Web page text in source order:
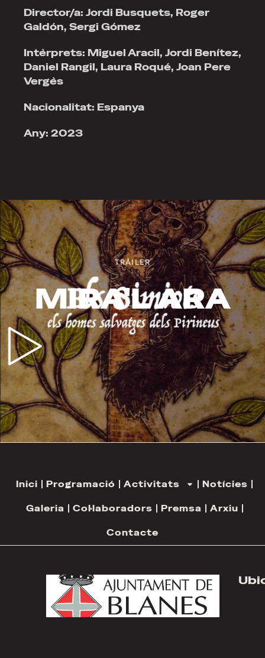
Director/a: Jordi Busquets, Roger
Galdón, Sergi Gómez
Intèrprets: Miguel Aracil, Jordi Benítez,
Daniel Rangil, Laura Roqué, Joan Pere
Vergès
Nacionalitat: Espanya
Any: 2023
TRÀILER
MIRA'L ARA
Inici Programació Activitats Notícies
Galeria Col·laboradors Premsa Arxiu
Contacte